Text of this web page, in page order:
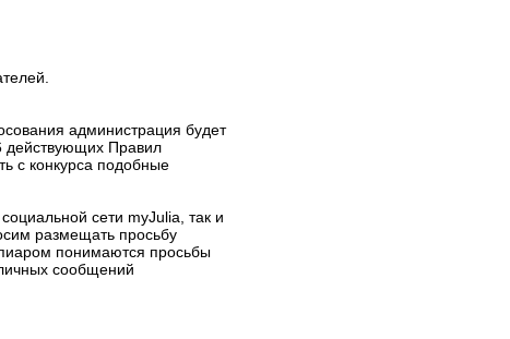
администрация будет
действующих Правил
с конкурса подобные
сети myJulia, так и
размещать просьбу
понимаются просьбы
сообщений